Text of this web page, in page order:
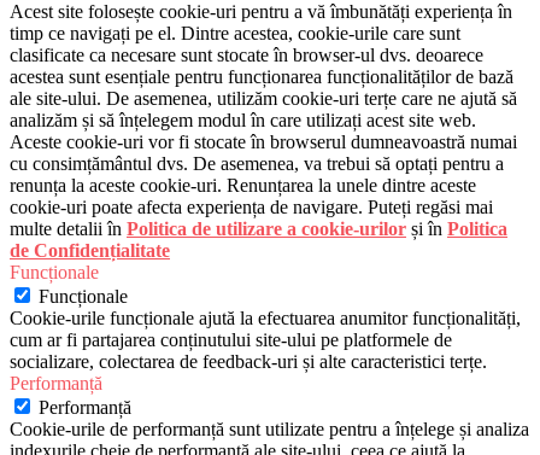
Acest site folosește cookie-uri pentru a vă îmbunătăți experiența în
timp ce navigați pe el. Dintre acestea, cookie-urile care sunt
clasificate ca necesare sunt stocate în browser-ul dvs. deoarece
acestea sunt esențiale pentru funcționarea funcționalităților de bază
ale site-ului. De asemenea, utilizăm cookie-uri terțe care ne ajută să
analizăm și să înțelegem modul în care utilizați acest site web.
Aceste cookie-uri vor fi stocate în browserul dumneavoastră numai
cu consimțământul dvs. De asemenea, va trebui să optați pentru a
renunța la aceste cookie-uri. Renunțarea la unele dintre aceste
cookie-uri poate afecta experiența de navigare. Puteți regăsi mai
multe detalii în Politica de utilizare a cookie-urilor și în Politica
de Confidențialitate
Funcționale
Funcționale
Cookie-urile funcționale ajută la efectuarea anumitor funcționalități,
cum ar fi partajarea conținutului site-ului pe platformele de
socializare, colectarea de feedback-uri și alte caracteristici terțe.
Performanță
Performanță
Cookie-urile de performanță sunt utilizate pentru a înțelege și analiza